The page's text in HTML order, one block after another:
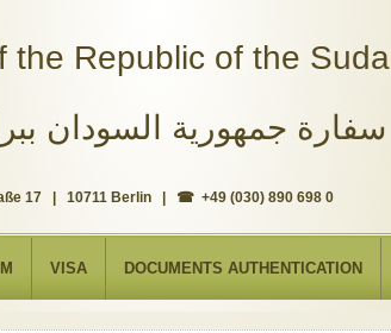
17 | 10711 Berlin | ☎ +49 (030) 890 698 0
the Republic of the
سفارة جمهورية السودان
VISA DOCUMENTS AUTHENTICATION